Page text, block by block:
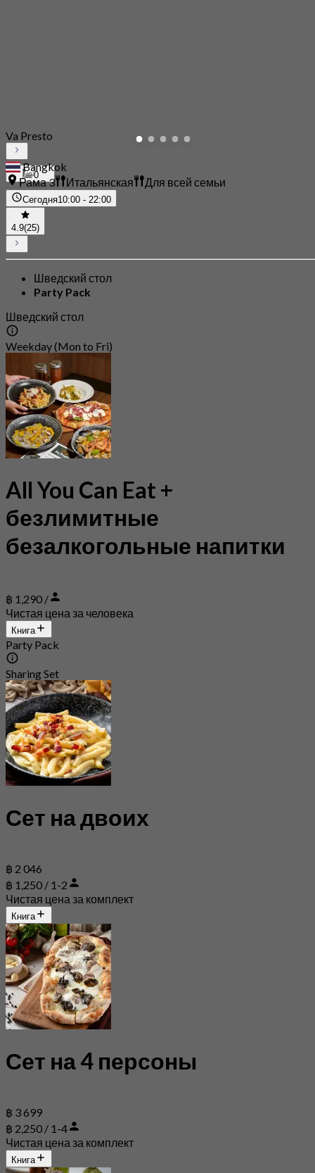
0
Va Presto
Bangkok
Рама 3
Итальянская Для всей семьи
Сегодня10:00 - 22:00
4.9(25)
Шведский стол
Party Pack
Шведский стол
Weekday (Mon to Fri)
All You Can Eat +
безлимитные
безалкогольные напитки
฿ 1,290 /
Чистая цена за человека
Книга
Party Pack
Sharing Set
Сет на двоих
฿ 2 046
฿ 1,250 / 1-2
Чистая цена за комплект
Книга
Сет на 4 персоны
฿ 3 699
฿ 2,250 / 1-4
Чистая цена за комплект
Книга